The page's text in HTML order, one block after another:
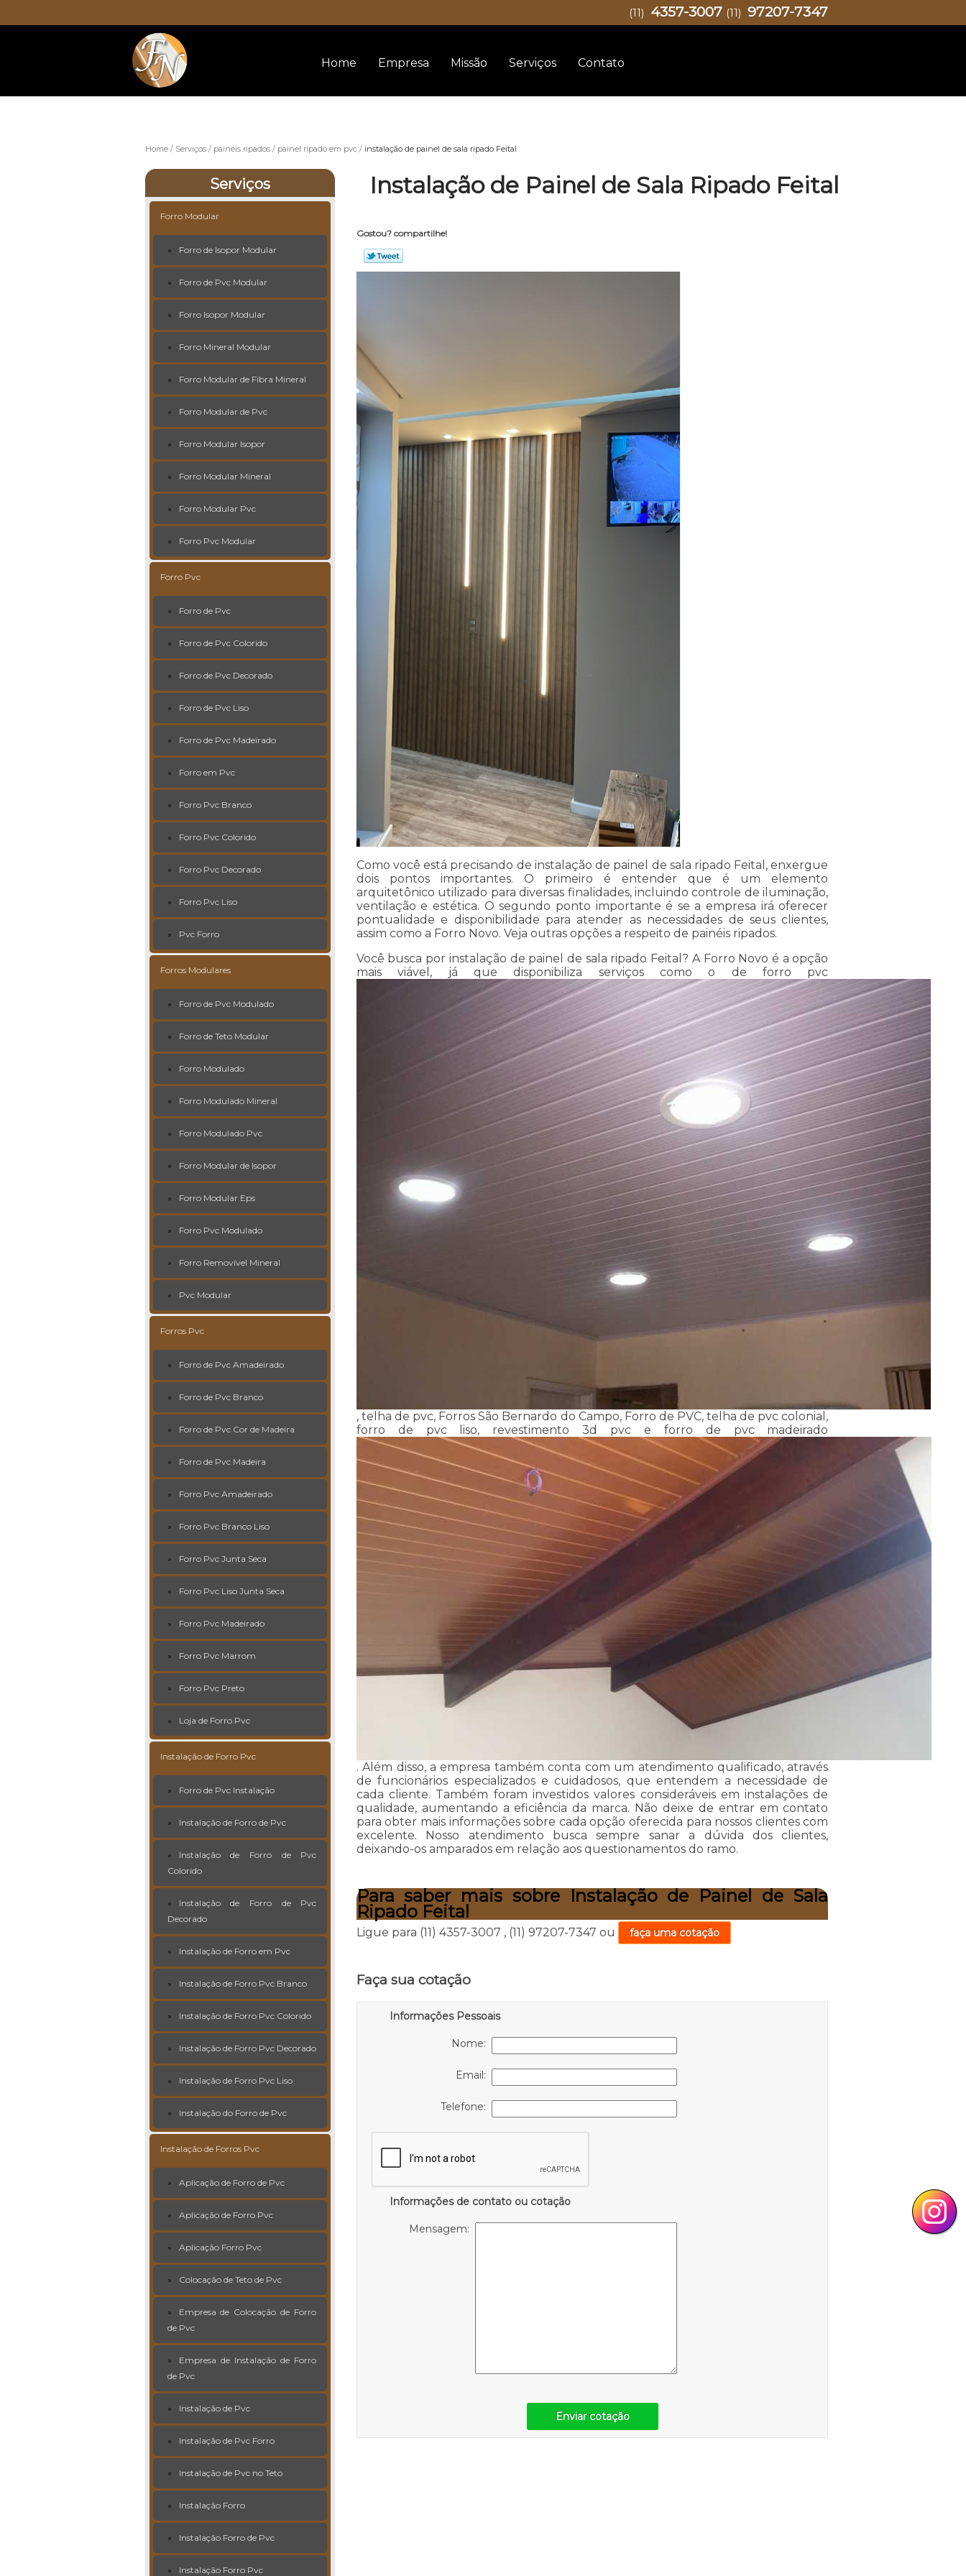
Home Empresa Missão Serviços Contato
(11) 4357-3007 (11) 97207-7347
Home Serviços painéis ripados painel ripado em pvc instalação de painel de sala ripado Feital
Serviços
Forro Modular
Forro de Isopor Modular
Forro de Pvc Modular
Forro Isopor Modular
Forro Mineral Modular
Forro Modular de Fibra Mineral
Forro Modular de Pvc
Forro Modular Isopor
Forro Modular Mineral
Forro Modular Pvc
Forro Pvc Modular
Forro Pvc
Forro de Pvc
Forro de Pvc Colorido
Forro de Pvc Decorado
Forro de Pvc Liso
Forro de Pvc Madeirado
Forro em Pvc
Forro Pvc Branco
Forro Pvc Colorido
Forro Pvc Decorado
Forro Pvc Liso
Pvc Forro
Forros Modulares
Forro de Pvc Modulado
Forro de Teto Modular
Forro Modulado
Forro Modulado Mineral
Forro Modulado Pvc
Forro Modular de Isopor
Forro Modular Eps
Forro Pvc Modulado
Forro Removível Mineral
Pvc Modular
Forros Pvc
Forro de Pvc Amadeirado
Forro de Pvc Branco
Forro de Pvc Cor de Madeira
Forro de Pvc Madeira
Forro Pvc Amadeirado
Forro Pvc Branco Liso
Forro Pvc Junta Seca
Forro Pvc Liso Junta Seca
Forro Pvc Madeirado
Forro Pvc Marrom
Forro Pvc Preto
Loja de Forro Pvc
Instalação de Forro Pvc
Forro de Pvc Instalação
Instalação de Forro de Pvc
Instalação de Forro de Pvc
Colorido
Instalação de Forro de Pvc
Decorado
Instalação de Forro em Pvc
Instalação de Forro Pvc Branco
Instalação de Forro Pvc Colorido
Instalação de Forro Pvc Decorado
Instalação de Forro Pvc Liso
Instalação do Forro de Pvc
Instalação de Forros Pvc
Aplicação de Forro de Pvc
Aplicação de Forro Pvc
Aplicação Forro Pvc
Colocação de Teto de Pvc
Empresa de Colocação de Forro
de Pvc
Empresa de Instalação de Forro
de Pvc
Instalação de Pvc
Instalação de Pvc Forro
Instalação de Pvc no Teto
Instalação Forro
Instalação Forro de Pvc
Instalação Forro Pvc
Instalação de Painel de Sala Ripado Feital
Gostou? compartilhe!
Como você está precisando de instalação de painel de sala ripado Feital, enxergue
dois pontos importantes. O primeiro é entender que é um elemento
arquitetônico utilizado para diversas finalidades, incluindo controle de iluminação,
ventilação e estética. O segundo ponto importante é se a empresa irá oferecer
pontualidade e disponibilidade para atender as necessidades de seus clientes,
assim como a Forro Novo. Veja outras opções a respeito de painéis ripados.
Você busca por instalação de painel de sala ripado Feital? A Forro Novo é a opção
mais viável, já que disponibiliza serviços como o de forro pvc
, telha de pvc, Forros São Bernardo do Campo, Forro de PVC, telha de pvc colonial,
forro de pvc liso, revestimento 3d pvc e forro de pvc madeirado
. Além disso, a empresa também conta com um atendimento qualificado, através
de funcionários especializados e cuidadosos, que entendem a necessidade de
cada cliente. Também foram investidos valores consideráveis em instalações de
qualidade, aumentando a eficiência da marca. Não deixe de entrar em contato
para obter mais informações sobre cada opção oferecida para nossos clientes com
excelente. Nosso atendimento busca sempre sanar a dúvida dos clientes,
deixando-os amparados em relação aos questionamentos do ramo.
Para saber mais sobre Instalação de Painel de Sala
Ripado Feital
Ligue para (11) 4357-3007 , (11) 97207-7347 ou faça uma cotação
Faça sua cotação
Informações Pessoais
Nome:
Email:
Telefone:
Informações de contato ou cotação
Mensagem:
Enviar cotação